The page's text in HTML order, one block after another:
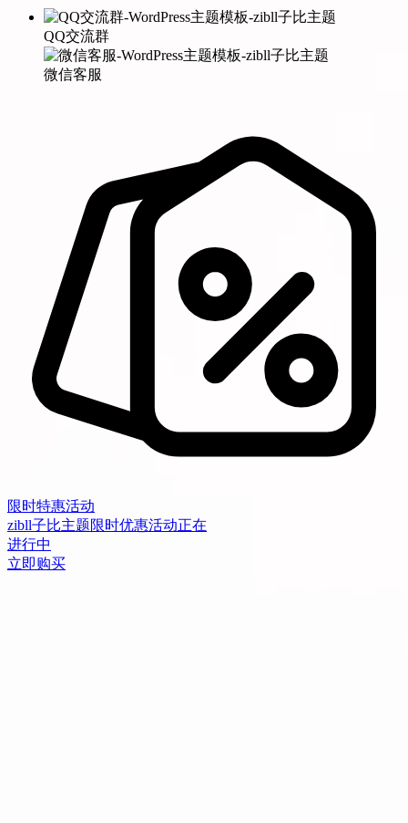
QQ交流群
微信客服
限时特惠活动
zibll子比主题限时优惠活动正在
进行中
立即购买